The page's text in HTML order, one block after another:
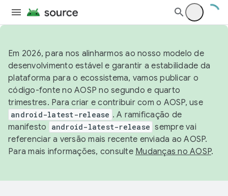
Em 2026, para nos alinharmos ao nosso modelo de
desenvolvimento estável e garantir a estabilidade da
plataforma para o ecossistema, vamos publicar o
código-fonte no AOSP no segundo e quarto
trimestres. Para criar e contribuir com o AOSP, use
android-latest-release . A ramificação de
manifesto
android-latest-release sempre vai
referenciar a versão mais recente enviada ao AOSP.
Para mais informações, consulte Mudanças no AOSP.